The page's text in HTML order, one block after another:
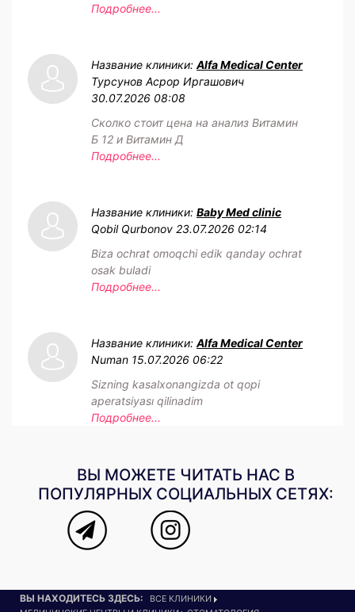
Подробнее...
Название клиники:Alfa Medical Center
Турсунов Асрор Иргашович
30.07.2026 08:08
Сколко стоит цена на анализ Витамин
Б 12 и Витамин Д
Подробнее...
Название клиники: Baby Med clinic
Qobil Qurbonov 23.07.2026 02:14
Biza ochrat omoqchi edik qanday ochrat
osak buladi
Подробнее...
Название клиники:Alfa Medical Center
Numan 15.07.2026 06:22
Sizning kasalxonangizda ot qopi
aperatsiyası qilinadim
Подробнее...
ВЫ МОЖЕТЕ ЧИТАТЬ НАС В
ПОПУЛЯРНЫХ СОЦИАЛЬНЫХ СЕТЯХ:
ВЫ НАХОДИТЕСЬ ЗДЕСЬ:
ВСЕ КЛИНИКИ